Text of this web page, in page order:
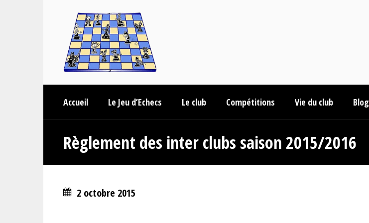
Accueil Le Jeu d’Echecs Le club Compétitions Vie du club Blog
Règlement des inter clubs saison 2015/2016
2 octobre 2015